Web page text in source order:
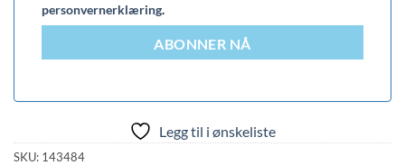
personvernerklæring.
ABONNER NÅ
Legg til i ønskeliste
SKU: 143484